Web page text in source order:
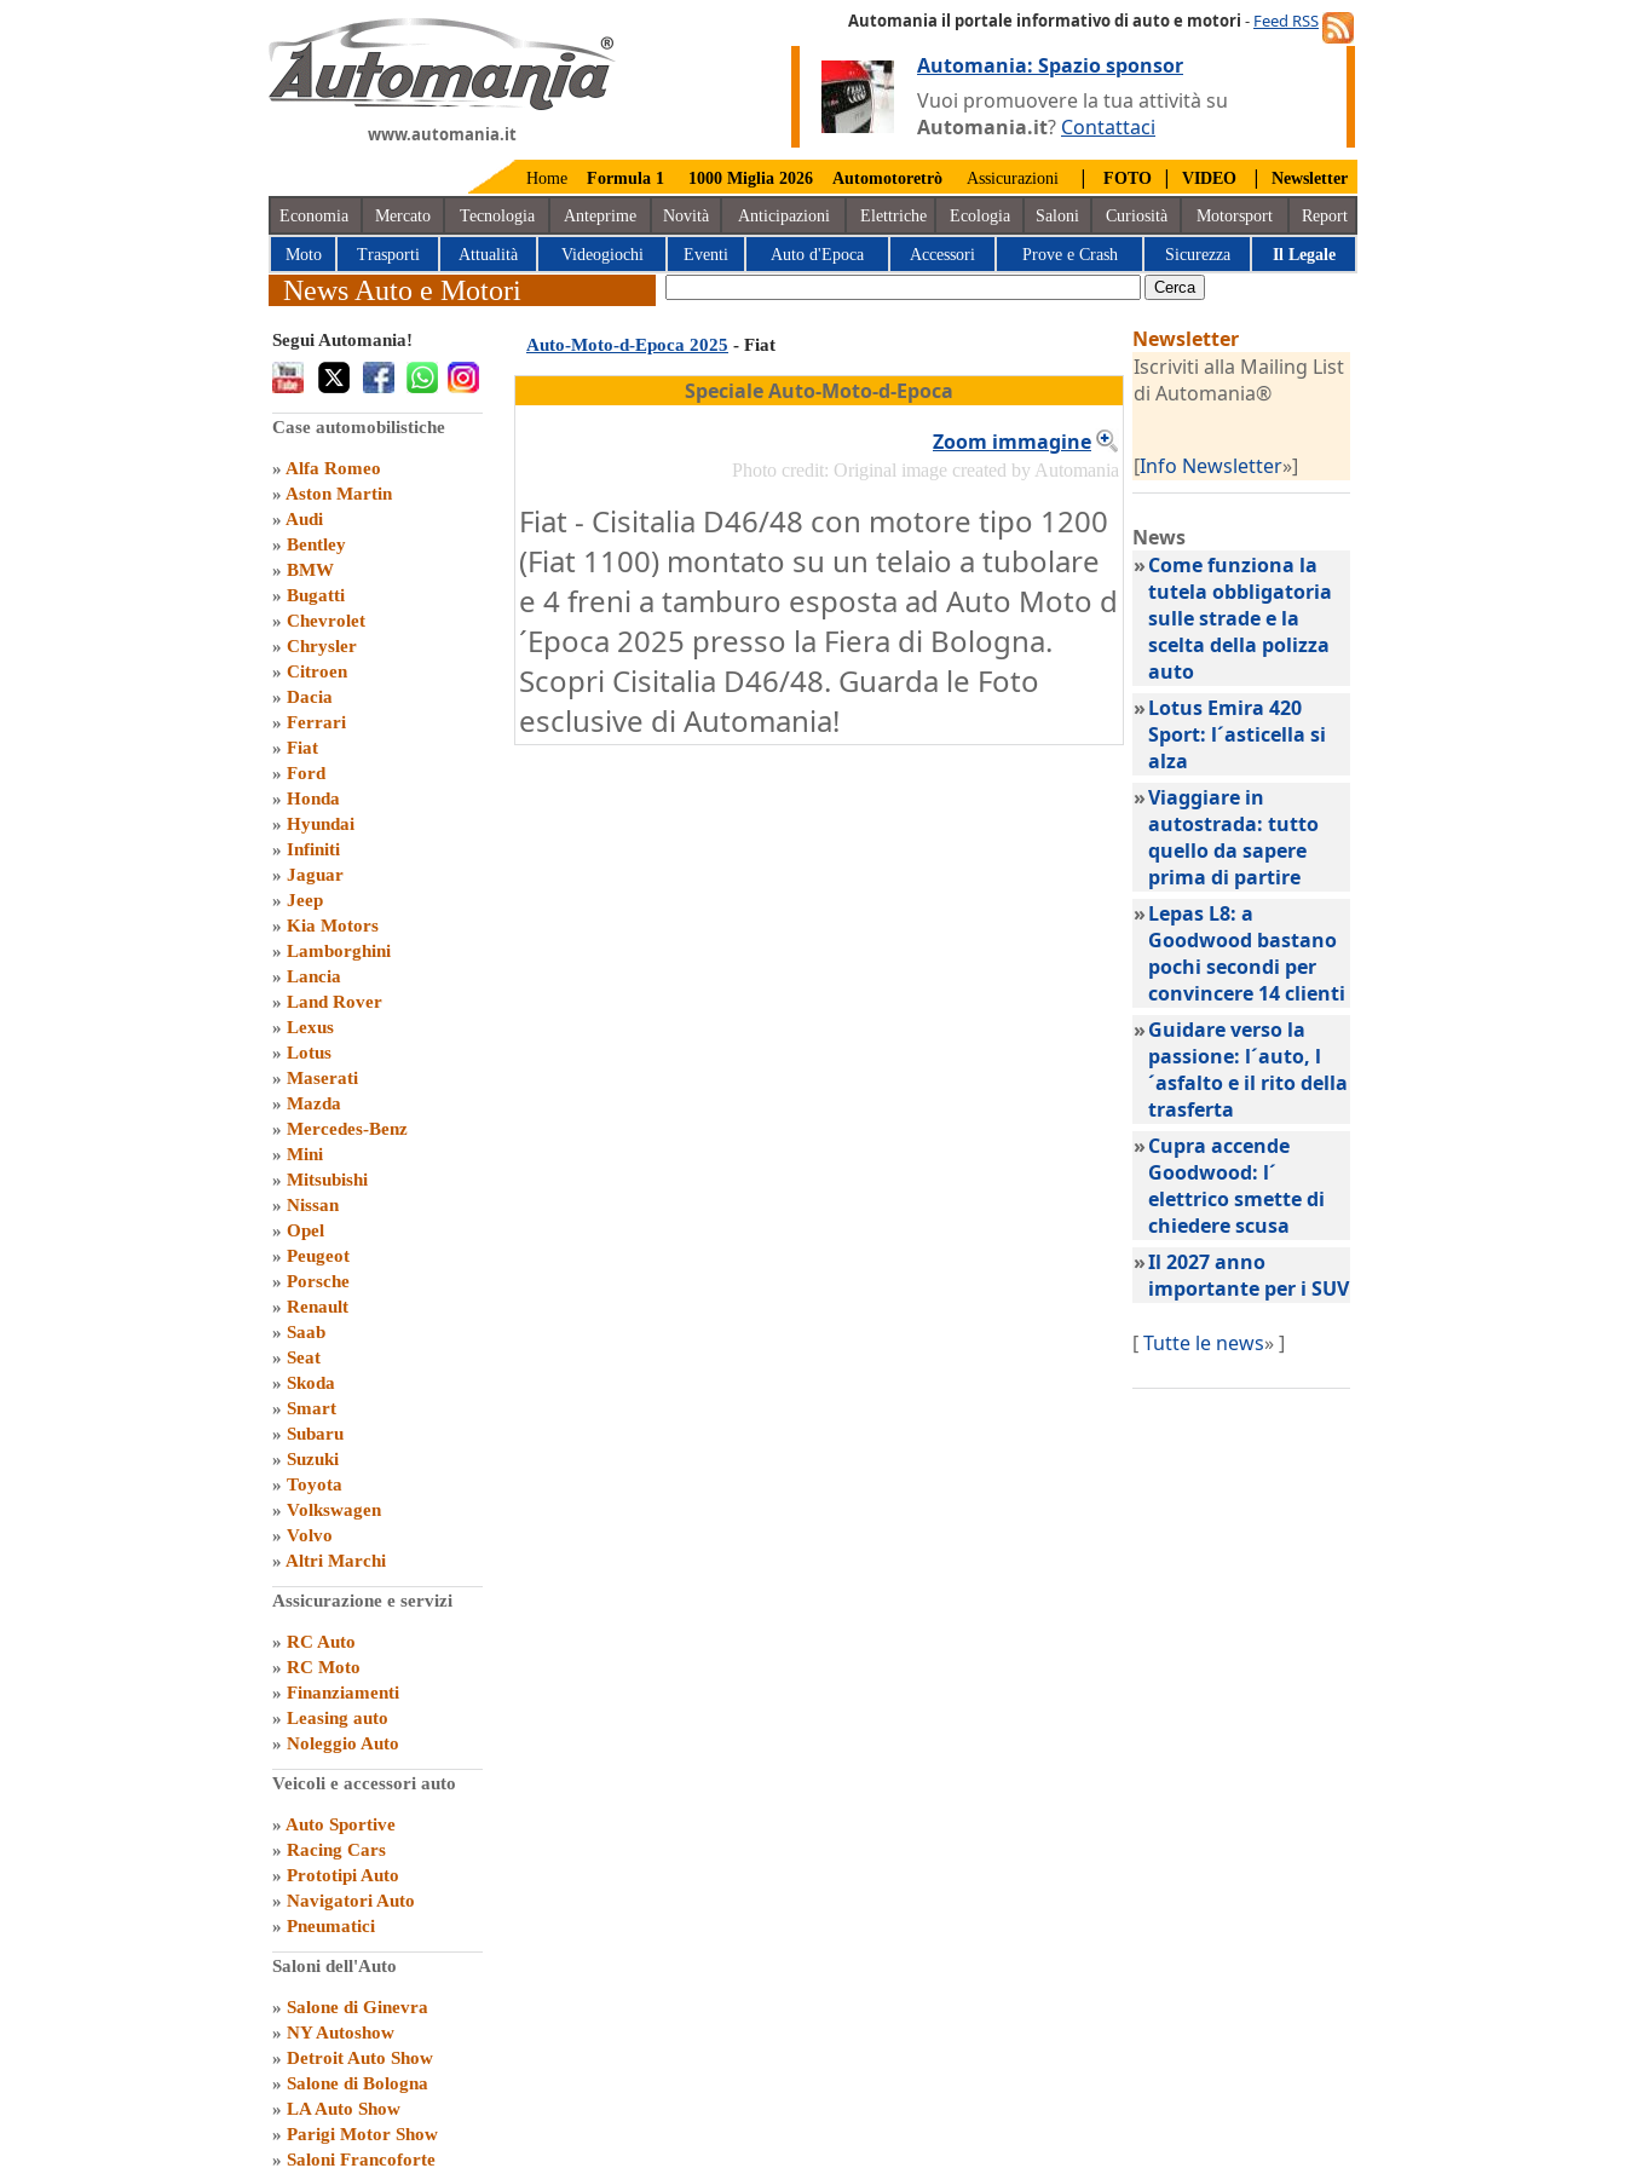
www.automania.it
Automania il portale informativo di auto e motori - Feed RSS
Automania: Spazio sponsor
Vuoi promuovere la tua attività su
Automania.it? Contattaci
Home Formula 1 1000 Miglia 2026 Automotoretrò Assicurazioni | FOTO | VIDEO | Newsletter
Economia Mercato Tecnologia Anteprime Novità Anticipazioni Elettriche Ecologia Saloni Curiosità Motorsport Report
Moto Trasporti Attualità Videogiochi Eventi Auto d'Epoca Accessori Prove e Crash Sicurezza Il Legale
News Auto e Motori
Segui Automania!
Case automobilistiche
» Alfa Romeo
» Aston Martin
» Audi
» Bentley
» BMW
» Bugatti
» Chevrolet
» Chrysler
» Citroen
» Dacia
» Ferrari
» Fiat
» Ford
» Honda
» Hyundai
» Infiniti
» Jaguar
» Jeep
» Kia Motors
» Lamborghini
» Lancia
» Land Rover
» Lexus
» Lotus
» Maserati
» Mazda
» Mercedes-Benz
» Mini
» Mitsubishi
» Nissan
» Opel
» Peugeot
» Porsche
» Renault
» Saab
» Seat
» Skoda
» Smart
» Subaru
» Suzuki
» Toyota
» Volkswagen
» Volvo
» Altri Marchi
Assicurazione e servizi
» RC Auto
» RC Moto
» Finanziamenti
» Leasing auto
» Noleggio Auto
Veicoli e accessori auto
» Auto Sportive
» Racing Cars
» Prototipi Auto
» Navigatori Auto
» Pneumatici
Saloni dell'Auto
» Salone di Ginevra
» NY Autoshow
» Detroit Auto Show
» Salone di Bologna
» LA Auto Show
» Parigi Motor Show
» Saloni Francoforte
Auto-Moto-d-Epoca 2025 - Fiat
Speciale Auto-Moto-d-Epoca
Zoom immagine
Photo credit: Original image created by Automania
Fiat - Cisitalia D46/48 con motore tipo 1200
(Fiat 1100) montato su un telaio a tubolare
e 4 freni a tamburo esposta ad Auto Moto d
´Epoca 2025 presso la Fiera di Bologna.
Scopri Cisitalia D46/48. Guarda le Foto
esclusive di Automania!
Newsletter
Iscriviti alla Mailing List
di Automania®
[Info Newsletter»]
News
»Come funziona la
tutela obbligatoria
sulle strade e la
scelta della polizza
auto
»Lotus Emira 420
Sport: l´asticella si
alza
»Viaggiare in
autostrada: tutto
quello da sapere
prima di partire
»Lepas L8: a
Goodwood bastano
pochi secondi per
convincere 14 clienti
»Guidare verso la
passione: l´auto, l
´asfalto e il rito della
trasferta
»Cupra accende
Goodwood: l´
elettrico smette di
chiedere scusa
»Il 2027 anno
importante per i SUV
[Tutte le news» ]